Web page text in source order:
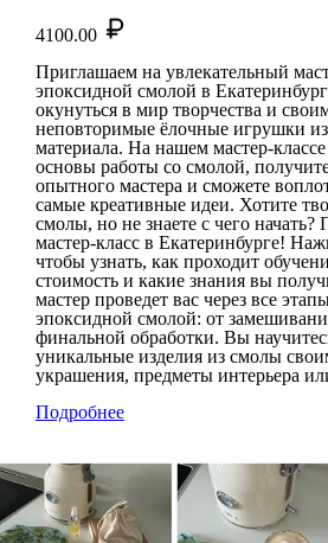
4100.00
Приглашаем на увлекательный
эпоксидной смолой в
окунуться в мир творчества и
неповторимые ёлочные игрушки
материала. На нашем мастер-
основы работы со смолой,
опытного мастера и сможете
самые креативные идеи. Хотите
смолы, но не знаете с чего
мастер-класс в Екатеринбурге!
чтобы узнать, как проходит
стоимость и какие знания вы
мастер проведет вас через все
эпоксидной смолой: от
финальной обработки. Вы
уникальные изделия из смолы
украшения, предметы интерьера
Подробнее